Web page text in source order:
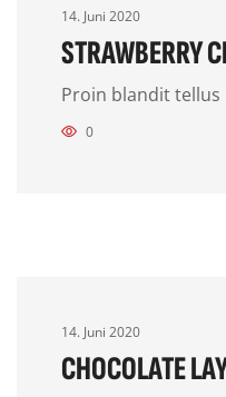
14. Juni 2020
STRAWBERRY
Proin blandit
0
14. Juni 2020
CHOCOLATE